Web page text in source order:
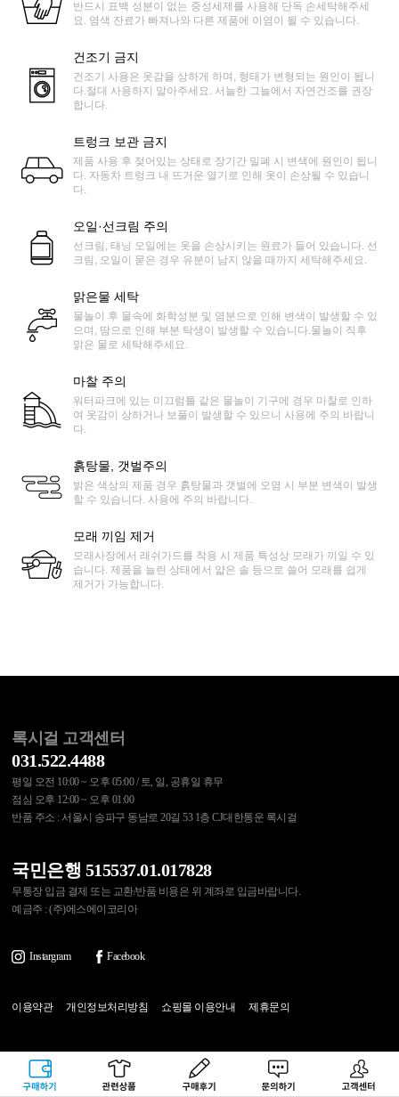
구매하기 관련상품 상품후기 문의하기 고객센터
반드시 표백 성분이 없는 중성세제를 사용해 단독 손세탁해주세
요. 염색 잔료가 빠져나와 다른 제품에 이염이 될 수 있습니다.
건조기 금지
건조기 사용은 옷감을 상하게 하며, 형태가 변형되는 원인이 됩니
다.절대 사용하지 말아주세요. 서늘한 그늘에서 자연건조를 권장
합니다.
트렁크 보관 금지
제품 사용 후 젖어있는 상태로 장기간 밀폐 시 변색에 원인이 됩니
다. 자동차 트렁크 내 뜨거운 열기로 인해 옷이 손상될 수 있습니
다.
오일·선크림 주의
선크림, 태닝 오일에는 옷을 손상시키는 원료가 들어 있습니다. 선
크림, 오일이 묻은 경우 유분이 남지 않을 때까지 세탁해주세요.
맑은물 세탁
물놀이 후 물속에 화학성분 및 염분으로 인해 변색이 발생할 수 있
으며, 땀으로 인해 부분 탁생이 발생할 수 있습니다.물놀이 직후
맑은 물로 세탁해주세요.
마찰 주의
워터파크에 있는 미끄럼틀 같은 물놀이 기구에 경우 마찰로 인하
여 옷감이 상하거나 보풀이 발생할 수 있으니 사용에 주의 바랍니
다.
흙탕물, 갯벌주의
밝은 색상의 제품 경우 흙탕물과 갯벌에 오염 시 부분 변색이 발생
할 수 있습니다. 사용에 주의 바랍니다.
모래 끼임 제거
모래사장에서 래쉬가드를 착용 시 제품 특성상 모래가 끼일 수 있
습니다. 제품을 늘린 상태에서 얇은 솔 등으로 쓸어 모래를 쉽게
제거가 가능합니다.
록시걸 고객센터
031.522.4488
평일 오전 10:00 ~ 오후 05:00 / 토, 일, 공휴일 휴무
점심 오후 12:00 ~ 오후 01:00
반품 주소 : 서울시 송파구 동남로 20길 53 1층 CJ대한통운 록시걸
국민은행 515537.01.017828
무통장 입금 결제 또는 교환/반품 비용은 위 계좌로 입금바랍니다.
예금주 : (주)에스에이코리아
Instargram Facebook
이용약관 개인정보처리방침 쇼핑몰 이용안내 제휴문의
(주)에스에이코리아 대표이사 : 송수아
사업자등록번호 : 215-87-97374